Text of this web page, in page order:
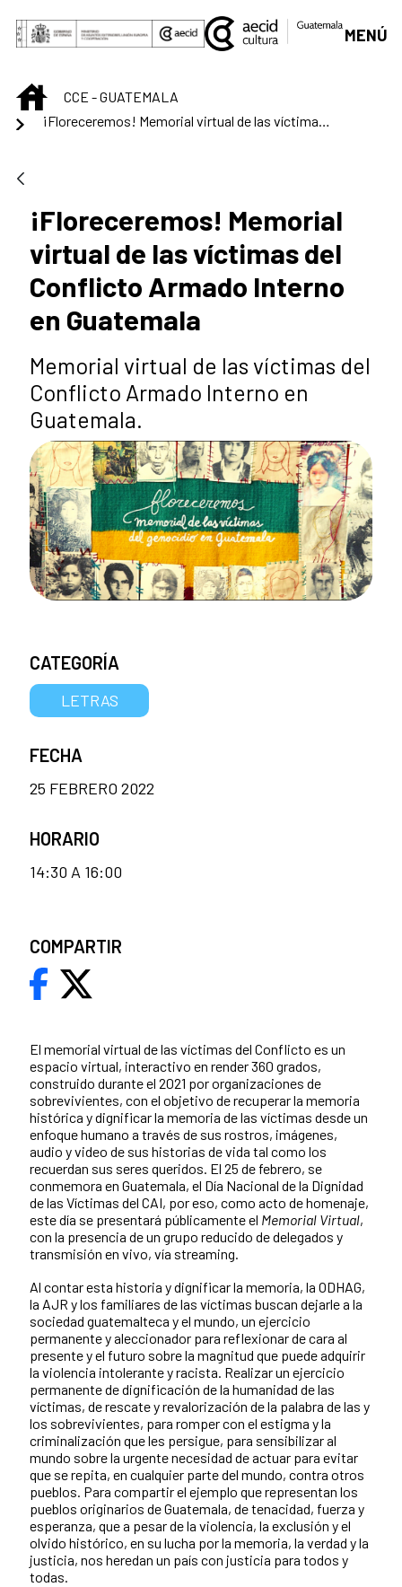
Saltar al contenido principal
MENÚ
INICIOCCE - GUATEMALA
¡Floreceremos! Memorial
virtual de las víctimas del
Conflicto Armado Interno
en Guatemala
Memorial virtual de las víctimas del
Conflicto Armado Interno en
Guatemala.
El memorial virtual de las víctimas del Conflicto es un
espacio virtual, interactivo en render 360 grados,
construido durante el 2021 por organizaciones de
sobrevivientes, con el objetivo de recuperar la memoria
histórica y dignificar la memoria de las víctimas desde un
enfoque humano a través de sus rostros, imágenes,
audio y video de sus historias de vida tal como los
recuerdan sus seres queridos. El 25 de febrero, se
conmemora en Guatemala, el Día Nacional de la Dignidad
de las Víctimas del CAI, por eso, como acto de homenaje,
este día se presentará públicamente el Memorial Virtual,
con la presencia de un grupo reducido de delegados y
transmisión en vivo, vía streaming.
Al contar esta historia y dignificar la memoria, la ODHAG,
la AJR y los familiares de las víctimas buscan dejarle a la
sociedad guatemalteca y el mundo, un ejercicio
permanente y aleccionador para reflexionar de cara al
presente y el futuro sobre la magnitud que puede adquirir
la violencia intolerante y racista. Realizar un ejercicio
permanente de dignificación de la humanidad de las
víctimas, de rescate y revalorización de la palabra de las y
los sobrevivientes, para romper con el estigma y la
criminalización que les persigue, para sensibilizar al
mundo sobre la urgente necesidad de actuar para evitar
que se repita, en cualquier parte del mundo, contra otros
pueblos. Para compartir el ejemplo que representan los
pueblos originarios de Guatemala, de tenacidad, fuerza y
esperanza, que a pesar de la violencia, la exclusión y el
olvido histórico, en su lucha por la memoria, la verdad y la
justicia, nos heredan un país con justicia para todos y
todas.
CATEGORÍA
LETRAS
FECHA
25 FEBRERO 2022
HORARIO
14:30 A 16:00
COMPARTIR